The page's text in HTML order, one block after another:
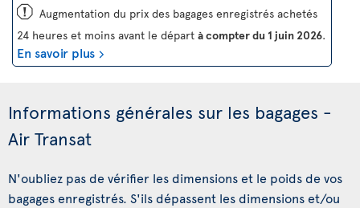
ü Augmentation du prix des bagages enregistrés achetés
24 heures et moins avant le départ à compter du 1 juin 2026.
En savoir plus
Informations générales sur les bagages -
Air Transat
N'oubliez pas de vérifier les dimensions et le poids de vos
bagages enregistrés. S'ils dépassent les dimensions et/ou